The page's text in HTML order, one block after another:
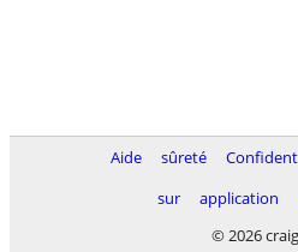
Aide sûreté
sur
application
© 2026